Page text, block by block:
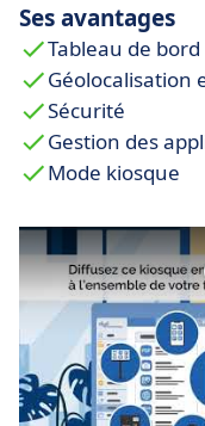
Géolocalisation
localisation de
alertes en cas
contrôle à
Interface Intuitive
ergonomique
transparente
Ses avantages
Tableau de bord
Géolocalisation
Sécurité
Gestion des
Mode kiosque